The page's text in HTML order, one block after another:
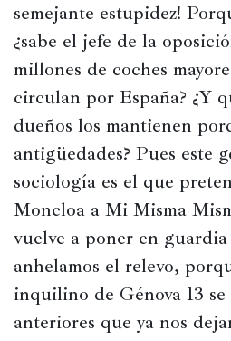
Crítica
cultural
Libros
Películas
Ópera,
conciertos
y
danza
Radio,
podcasts,
TV,
Internet
semejante estupidez!
¿sabe el jefe de la
millones de coches
circulan por España? ¿Y
dueños los mantienen
antigüedades? Pues este
sociología es el que
Moncloa a Mi Misma
vuelve a poner en
anhelamos el relevo,
inquilino de Génova 13 se
anteriores que ya nos